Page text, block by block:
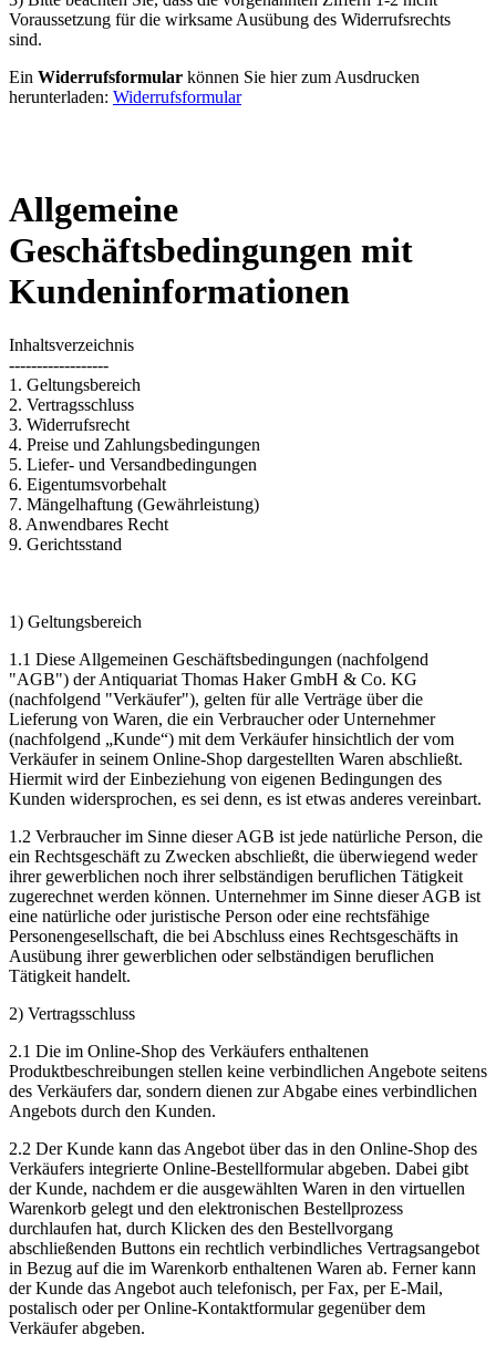
Voraussetzung für die wirksame Ausübung des Widerrufsrechts
sind.
Ein Widerrufsformular können Sie hier zum Ausdrucken
herunterladen: Widerrufsformular
Allgemeine
Geschäftsbedingungen mit
Kundeninformationen
Inhaltsverzeichnis
------------------
1. Geltungsbereich
2. Vertragsschluss
3. Widerrufsrecht
4. Preise und Zahlungsbedingungen
5. Liefer- und Versandbedingungen
6. Eigentumsvorbehalt
7. Mängelhaftung (Gewährleistung)
8. Anwendbares Recht
9. Gerichtsstand
1) Geltungsbereich
1.1 Diese Allgemeinen Geschäftsbedingungen (nachfolgend
"AGB") der Antiquariat Thomas Haker GmbH & Co. KG
(nachfolgend "Verkäufer"), gelten für alle Verträge über die
Lieferung von Waren, die ein Verbraucher oder Unternehmer
(nachfolgend „Kunde“) mit dem Verkäufer hinsichtlich der vom
Verkäufer in seinem Online-Shop dargestellten Waren abschließt.
Hiermit wird der Einbeziehung von eigenen Bedingungen des
Kunden widersprochen, es sei denn, es ist etwas anderes vereinbart.
1.2 Verbraucher im Sinne dieser AGB ist jede natürliche Person, die
ein Rechtsgeschäft zu Zwecken abschließt, die überwiegend weder
ihrer gewerblichen noch ihrer selbständigen beruflichen Tätigkeit
zugerechnet werden können. Unternehmer im Sinne dieser AGB ist
eine natürliche oder juristische Person oder eine rechtsfähige
Personengesellschaft, die bei Abschluss eines Rechtsgeschäfts in
Ausübung ihrer gewerblichen oder selbständigen beruflichen
Tätigkeit handelt.
2) Vertragsschluss
2.1 Die im Online-Shop des Verkäufers enthaltenen
Produktbeschreibungen stellen keine verbindlichen Angebote seitens
des Verkäufers dar, sondern dienen zur Abgabe eines verbindlichen
Angebots durch den Kunden.
2.2 Der Kunde kann das Angebot über das in den Online-Shop des
Verkäufers integrierte Online-Bestellformular abgeben. Dabei gibt
der Kunde, nachdem er die ausgewählten Waren in den virtuellen
Warenkorb gelegt und den elektronischen Bestellprozess
durchlaufen hat, durch Klicken des den Bestellvorgang
abschließenden Buttons ein rechtlich verbindliches Vertragsangebot
in Bezug auf die im Warenkorb enthaltenen Waren ab. Ferner kann
der Kunde das Angebot auch telefonisch, per Fax, per E-Mail,
postalisch oder per Online-Kontaktformular gegenüber dem
Verkäufer abgeben.